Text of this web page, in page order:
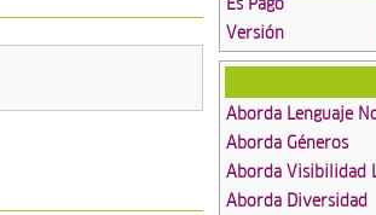
Versión
Aborda Lenguaje
Aborda Géneros
Aborda Visibilidad
Aborda Diversidad